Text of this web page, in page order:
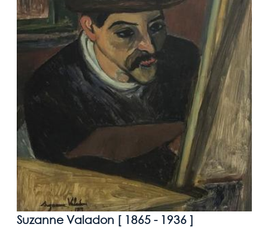
Suzanne Valadon [ 1865 - 1936]